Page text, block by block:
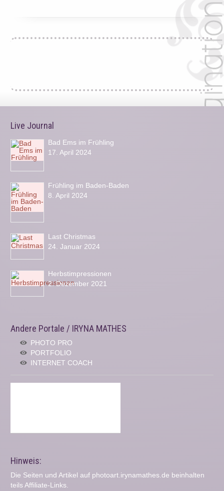
Live Journal
Bad Ems im Frühling
17. April 2024
Frühling im Baden-Baden
8. April 2024
Last Christmas
24. Januar 2024
Herbstimpressionen
2. Dezember 2021
Andere Portale / IRYNA MATHES
PHOTO PRO
PORTFOLIO
INTERNET COACH
Hinweis:
Die Seiten und Artikel auf photoart.irynamathes.de beinhalten
teils Affiliate-Links.